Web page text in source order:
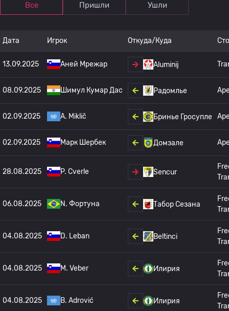
Все Пришли Ушли
Дата Игрок Откуда/Куда
13.09.2025 Аней Мрежар Aluminij
08.09.2025 Шимул Кумар Дас Радомлье
02.09.2025 A. Miklič Бринье Гросупле
02.09.2025 Марк Шербек Домзале
28.08.2025 P. Cverle Sencur
06.08.2025 N. Фортуна Табор Сезана
04.08.2025 D. Leban Beltinci
04.08.2025 M. Veber Илирия
04.08.2025 B. Adrović Илирия